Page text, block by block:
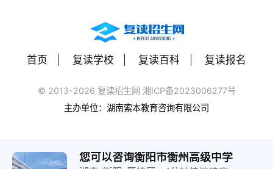
首页 复读学校 复读百科 复读报名
© 2013-2026 复读招生网 湘ICP备2023006277号
主办单位：湖南索本教育咨询有限公司
您可以咨询衡阳市衡州高级中学